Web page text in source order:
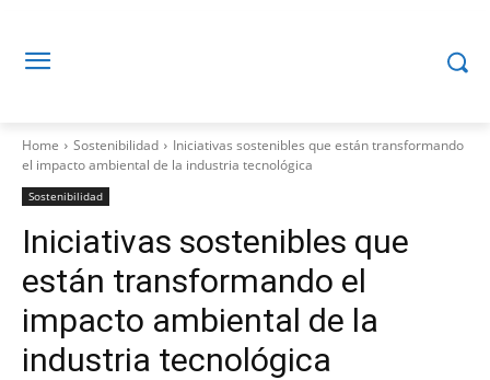
Home Sostenibilidad
Iniciativas sostenibles que están transformando
el impacto ambiental de la industria tecnológica
Sostenibilidad
Iniciativas sostenibles que
están transformando el
impacto ambiental de la
industria tecnológica